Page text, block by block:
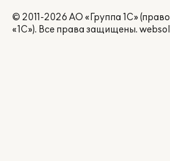
© 2011-2026 АО «Группа 1С»
«1С»). Все права защищены.